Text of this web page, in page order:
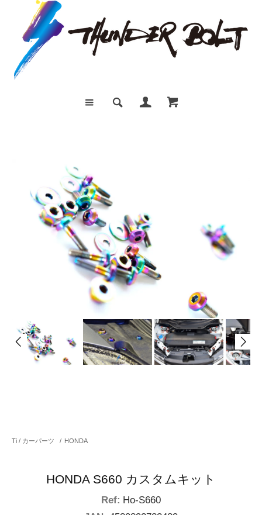
Ti / カーパーツ / HONDA
HONDA S660 カスタムキット
Ref: Ho-S660